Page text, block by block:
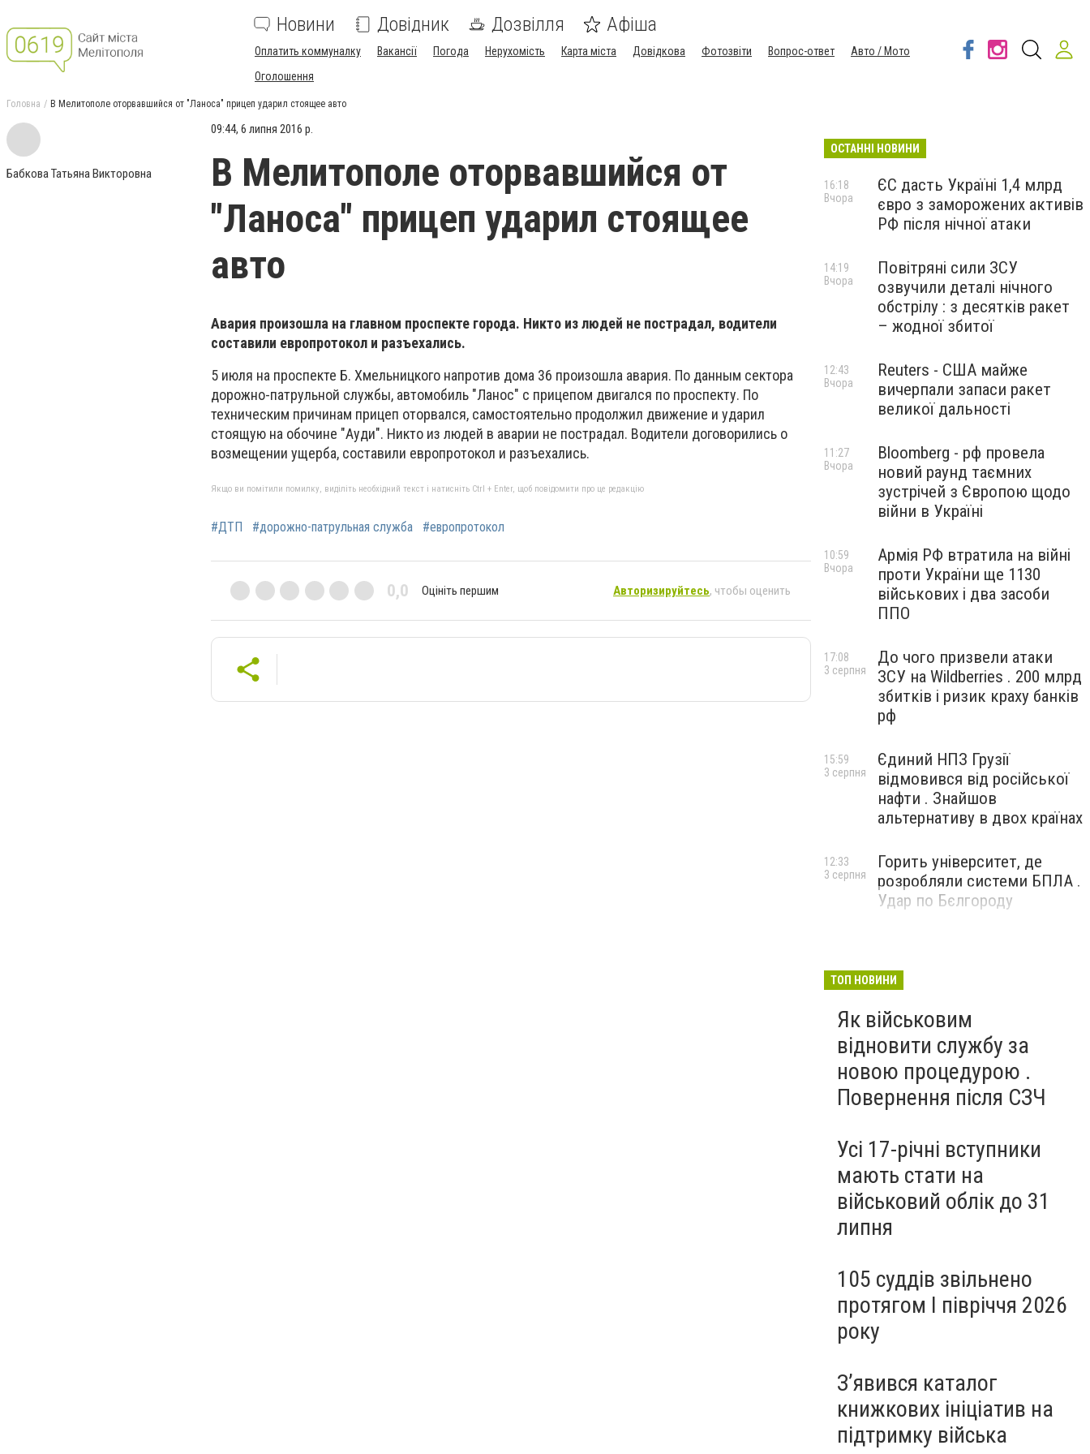
Новини Довідник Дозвілля Афіша
Оплатить коммуналку Вакансії Погода Нерухомість Карта міста Довідкова Фотозвіти Вопрос-ответ
Авто / Мото
Оголошення
Головна В Мелитополе оторвавшийся от "Ланоса" прицеп ударил стоящее авто
Бабкова Татьяна Викторовна
09:44, 6 липня 2016 р.
В Мелитополе оторвавшийся от
"Ланоса" прицеп ударил стоящее
авто
Авария произошла на главном проспекте города. Никто из людей не пострадал, водители
составили европротокол и разъехались.
5 июля на проспекте Б. Хмельницкого напротив дома 36 произошла авария. По данным сектора
дорожно-патрульной службы, автомобиль "Ланос" с прицепом двигался по проспекту. По
техническим причинам прицеп оторвался, самостоятельно продолжил движение и ударил
стоящую на обочине "Ауди". Никто из людей в аварии не пострадал. Водители договорились о
возмещении ущерба, составили европротокол и разъехались.
Якщо ви помітили помилку, виділіть необхідний текст і натисніть Ctrl + Enter, щоб повідомити про це редакцію
#ДТП #дорожно-патрульная служба #европротокол
0,0 Оцініть першим Авторизируйтесь, чтобы оценить
ОСТАННІ НОВИНИ
ЄС дасть Україні 1,4 млрд
євро з заморожених активів
РФ після нічної атаки
16:18
Вчора
Повітряні сили ЗСУ
озвучили деталі нічного
обстрілу : з десятків ракет
– жодної збитої
14:19
Вчора
Reuters - США майже
вичерпали запаси ракет
великої дальності
12:43
Вчора
Bloomberg - рф провела
новий раунд таємних
зустрічей з Європою щодо
війни в Україні
11:27
Вчора
Армія РФ втратила на війні
проти України ще 1130
військових і два засоби
ППО
10:59
Вчора
До чого призвели атаки
ЗСУ на Wildberries . 200 млрд
збитків і ризик краху банків
рф
17:08
3 серпня
Єдиний НПЗ Грузії
відмовився від російської
нафти . Знайшов
альтернативу в двох країнах
15:59
3 серпня
Горить університет, де
розробляли системи БПЛА .
Удар по Бєлгороду
12:33
3 серпня
ТОП НОВИНИ
Як військовим
відновити службу за
новою процедурою .
Повернення після СЗЧ
Усі 17-річні вступники
мають стати на
військовий облік до 31
липня
105 суддів звільнено
протягом I півріччя 2026
року
З’явився каталог
книжкових ініціатив на
підтримку війська